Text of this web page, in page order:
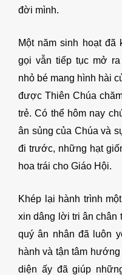
đời mình.
Một năm sinh hoạt đã
gọi vẫn tiếp tục mở
nhỏ bé mang hình hài
được Thiên Chúa
trẻ. Có thể hôm nay
ân sủng của Chúa và
đi trước, những hạt
hoa trái cho Giáo Hội.
Khép lại hành trình
xin dâng lời tri ân chân
quý ân nhân đã luôn
hành và tận tâm
diện ấy đã giúp